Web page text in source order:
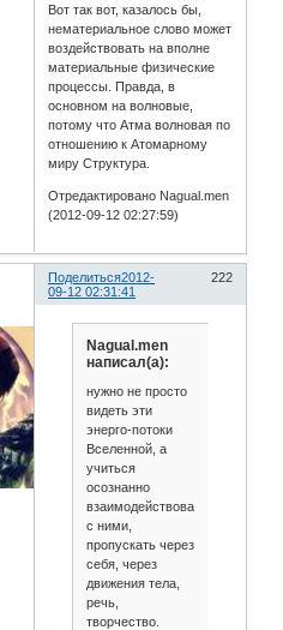
Вот так вот, казалось бы,
нематериальное слово может
воздействовать на вполне
материальные физические
процессы. Правда, в
основном на волновые,
потому что Атма волновая по
отношению к Атомарному
миру Структура.
Отредактировано Nagual.men
(2012-09-12 02:27:59)
Поделиться 222
2012-
09-12 02:31:41
Nagual.men
написал(а):
нужно не просто
видеть эти
энерго-потоки
Вселенной, а
учиться
осознанно
взаимодействовать
с ними,
пропускать через
себя, через
движения тела,
речь,
творчество.